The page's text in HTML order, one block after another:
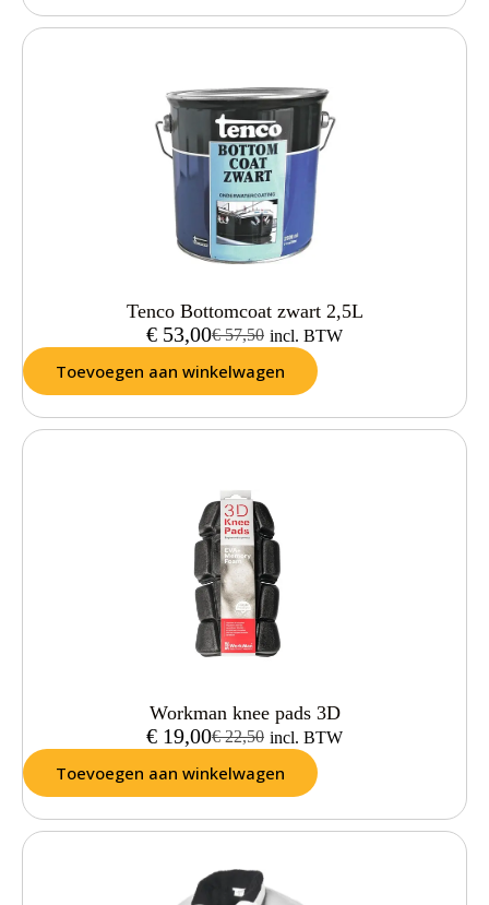
Tenco Bottomcoat zwart 2,5L
€57,50
€ 53,00 incl. BTW
Toevoegen aan winkelwagen
Workman knee pads 3D
€22,50
€ 19,00 incl. BTW
Toevoegen aan winkelwagen